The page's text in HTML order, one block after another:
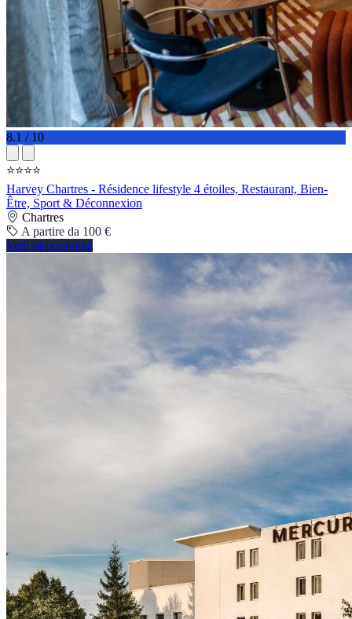
8.1 / 10
⭐⭐⭐⭐
Harvey Chartres - Résidence lifestyle 4 étoiles, Restaurant, Bien-
Être, Sport & Déconnexion
Chartres
A partire da 100 €
Vedi disponibilità